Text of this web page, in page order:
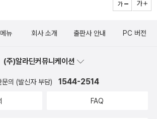
뉴 회사 소개 출판사 안내 PC 버전
(주)알라딘커뮤니케이션
문의 (발신자 부담) 1544-2514
FAQ